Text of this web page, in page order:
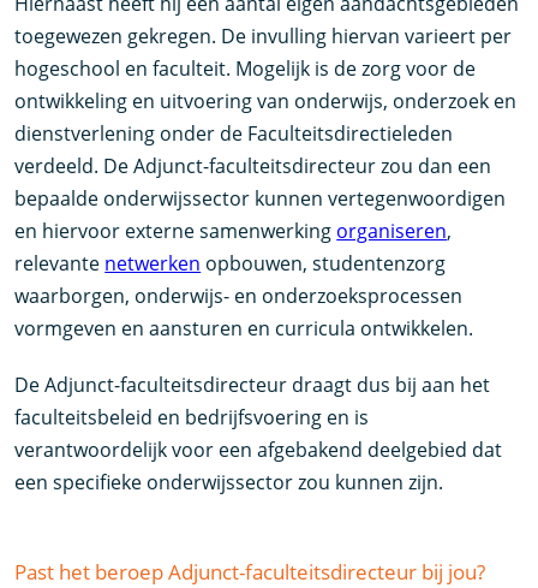
toegewezen gekregen. De invulling hiervan varieert per
hogeschool en faculteit. Mogelijk is de zorg voor de
ontwikkeling en uitvoering van onderwijs, onderzoek en
dienstverlening onder de Faculteitsdirectieleden
verdeeld. De Adjunct-faculteitsdirecteur zou dan een
bepaalde onderwijssector kunnen vertegenwoordigen
en hiervoor externe samenwerking organiseren,
relevante netwerken opbouwen, studentenzorg
waarborgen, onderwijs- en onderzoeksprocessen
vormgeven en aansturen en curricula ontwikkelen.
De Adjunct-faculteitsdirecteur draagt dus bij aan het
faculteitsbeleid en bedrijfsvoering en is
verantwoordelijk voor een afgebakend deelgebied dat
een specifieke onderwijssector zou kunnen zijn.
Past het beroep Adjunct-faculteitsdirecteur bij jou?